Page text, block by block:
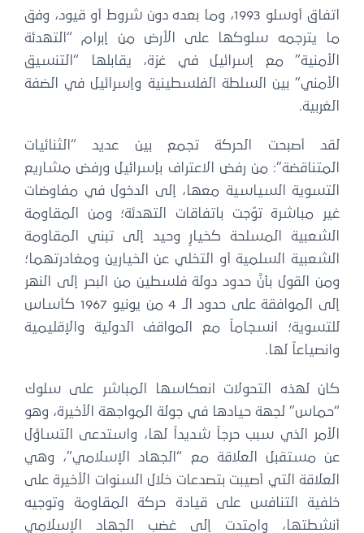
اتفاق أوسلو 1993، وما بعده دون شروط أو قيود، وفق
ما يترجمه سلوكها على الأرض من إبرام “التهدئة
الأمنية” مع إسرائيل في غزة، يقابلها “التنسيق
الأمني” بين السلطة الفلسطينية وإسرائيل في الضفة
الغربية.
لقد أصبحت الحركة تجمع بين عديد “الثنائيات
المتناقضة”: من رفض الاعتراف بإسرائيل ورفض مشاريع
التسوية السياسية معها، إلى الدخول في مفاوضات
غير مباشرة توّجت باتفاقات التهدئة؛ ومن المقاومة
الشعبية المسلحة كخيارٍ وحيد إلى تبني المقاومة
الشعبية السلمية أو التخلي عن الخيارين ومغادرتهما؛
ومن القول بأنَّ حدود دولة فلسطين من البحر إلى النهر
إلى الموافقة على حدود الـ 4 من يونيو 1967 كأساس
للتسوية؛ انسجاماً مع المواقف الدولية والإقليمية
وانصياعاً لها.
كان لهذه التحولات انعكاسها المباشر على سلوك
“حماس” لجهة حيادها في جولة المواجهة الأخيرة، وهو
الأمر الذي سبب حرجاً شديداً لها، واستدعى التساؤل
عن مستقبل العلاقة مع “الجهاد الإسلامي”، وهي
العلاقة التي أصيبت بتصدعات خلال السنوات الأخيرة على
خلفية التنافس على قيادة حركة المقاومة وتوجيه
أنشطتها، وامتدت إلى غضب الجهاد الإسلامي